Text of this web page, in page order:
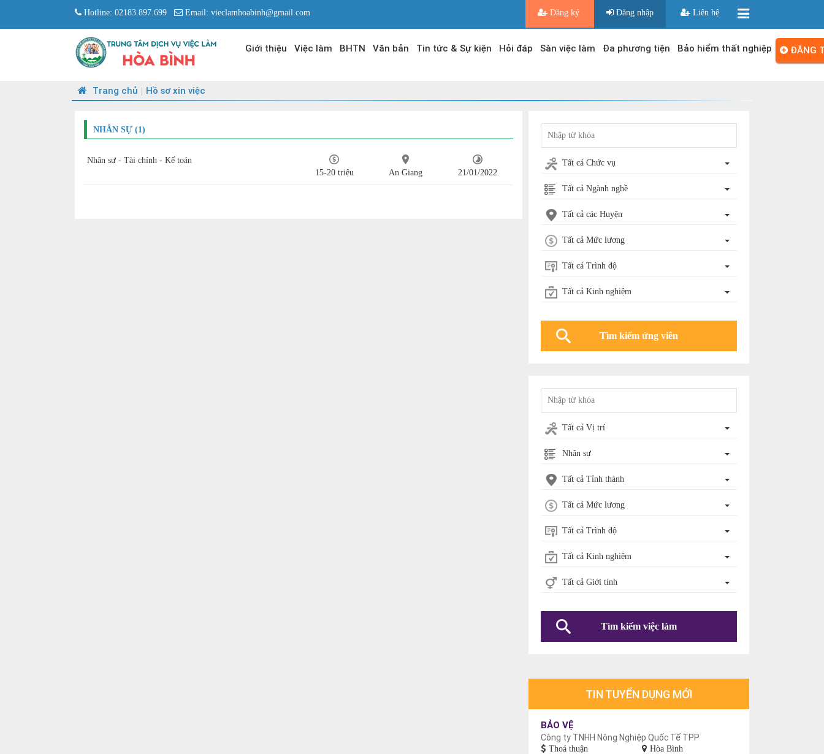
Hotline: 02183.897.699 Email: vieclamhoabinh@gmail.com Đăng ký Đăng nhập Liên hệ
Giới thiệu Việc làm BHTN Văn bản Tin tức & Sự kiện Hỏi đáp Sàn việc làm Đa phương tiện Bảo hiểm thất nghiệp ĐĂNG
Trang chủ Hồ sơ xin việc
NHÂN SỰ (1)
Nhân sự - Tài chính - Kế toán
15-20 triệu
An Giang 21/01/2022
Tất cả Chức vụ
Tất cả Ngành nghề
Tất cả các Huyện
Tất cả Mức lương
Tất cả Trình độ
Tất cả Kinh nghiệm
Tất cả Vị trí
Nhân sự
Tất cả Tỉnh thành
Tất cả Mức lương
Tất cả Trình độ
Tất cả Kinh nghiệm
Tất cả Giới tính
Tìm kiếm việc làm
TIN TUYỂN DỤNG MỚI
BẢO VỆ
Công ty TNHH Nông Nghiệp Quốc Tế TPP
Thoả thuận Hòa Bình